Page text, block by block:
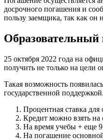
досрочного погашения и
пользу заемщика, так как он
Образовательный
25 октября 2022 года на
получить не только на цели
Такая возможность
государственной
Процентная ставка для
Кредит можно взять на
На время учебы + еще 9
На погашение